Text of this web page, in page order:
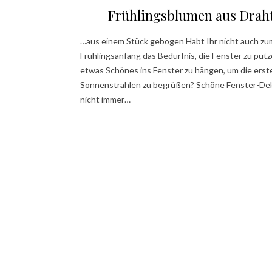
Frühlingsblumen aus
…aus einem Stück gebogen Habt Ihr nicht auch
Frühlingsanfang das Bedürfnis, die Fenster zu
etwas Schönes ins Fenster zu hängen, um die
Sonnenstrahlen zu begrüßen? Schöne Fenster-
nicht immer…